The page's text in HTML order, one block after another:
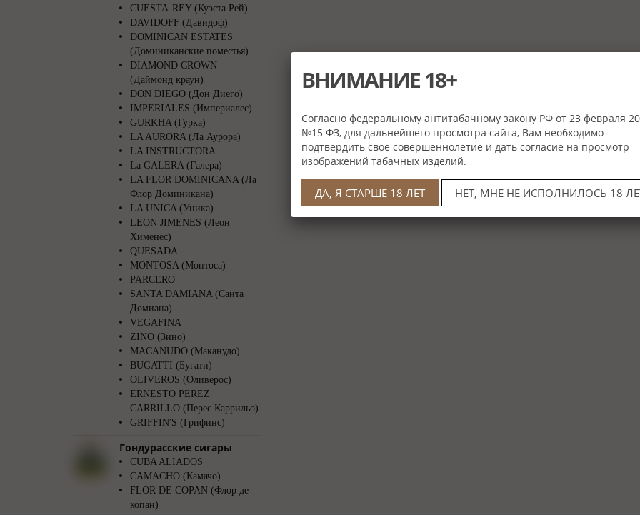
CUESTA-REY (Куэста Рей)
DAVIDOFF (Давидоф)
DOMINICAN ESTATES
(Доминиканские поместья)
DIAMOND CROWN
(Даймонд краун)
DON DIEGO (Дон Диего)
IMPERIALES (Империалес)
GURKHA (Гурка)
LA AURORA (Ла Аурора)
LA INSTRUCTORA
La GALERA (Галера)
LA FLOR DOMINICANA (Ла
Флор Доминикана)
LA UNICA (Уника)
LEON JIMENES (Леон
Хименес)
QUESADA
MONTOSA (Монтоса)
PARCERO
SANTA DAMIANA (Санта
Домиана)
VEGAFINA
ZINO (Зино)
MACANUDO (Маканудо)
BUGATTI (Бугати)
OLIVEROS (Оливерос)
ERNESTO PEREZ
CARRILLO (Перес Каррильо)
GRIFFIN′S (Грифинс)
Гондурасские сигары
CUBA ALIADOS
CAMACHO (Камачо)
FLOR DE COPAN (Флор де
копан)
ВНИМАНИЕ 18+
Согласно федеральному антитабачному закону РФ от 23 февраля
№15 ФЗ, для дальнейшего просмотра сайта, Вам необходимо
подтвердить свое совершеннолетие и дать согласие на просмотр
изображений табачных изделий.
ДА, Я СТАРШЕ 18 ЛЕТ НЕТ, МНЕ НЕ ИСПОЛНИЛОСЬ 18